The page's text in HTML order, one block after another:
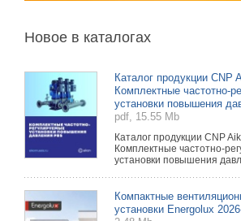
Новое в каталогах
Каталог продукции CNP
Комплектные частотно-
установки повышения
pdf, 15.55 Mb
Каталог продукции CNP
Комплектные частотно-
установки повышения
Компактные
установки Energolux